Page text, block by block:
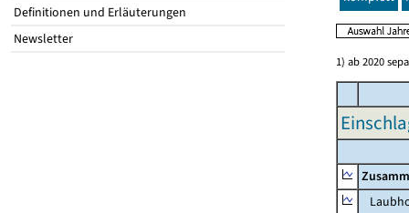
Definitionen und Erläuterungen
Newsletter
1) ab 2020